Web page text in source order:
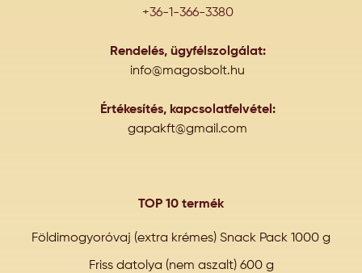
+36-1-366-3380
Rendelés, ügyfélszolgálat:
info@magosbolt.hu
Értékesítés, kapcsolatfelvétel:
gapakft@gmail.com
TOP 10 termék
Földimogyoróvaj (extra krémes) Snack Pack 1000 g
Friss datolya (nem aszalt) 600 g